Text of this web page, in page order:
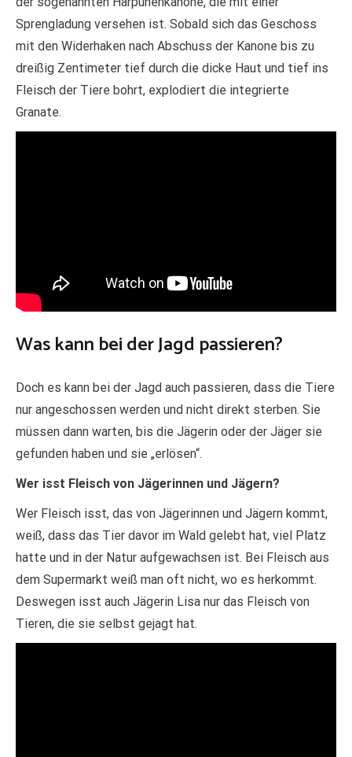
Sprengladung versehen ist. Sobald sich das Geschoss
mit den Widerhaken nach Abschuss der Kanone bis zu
dreißig Zentimeter tief durch die dicke Haut und tief ins
Fleisch der Tiere bohrt, explodiert die integrierte
Granate.
Was kann bei der Jagd passieren?
Doch es kann bei der Jagd auch passieren, dass die Tiere
nur angeschossen werden und nicht direkt sterben. Sie
müssen dann warten, bis die Jägerin oder der Jäger sie
gefunden haben und sie „erlösen“.
Wer isst Fleisch von Jägerinnen und Jägern?
Wer Fleisch isst, das von Jägerinnen und Jägern kommt,
weiß, dass das Tier davor im Wald gelebt hat, viel Platz
hatte und in der Natur aufgewachsen ist. Bei Fleisch aus
dem Supermarkt weiß man oft nicht, wo es herkommt.
Deswegen isst auch Jägerin Lisa nur das Fleisch von
Tieren, die sie selbst gejagt hat.